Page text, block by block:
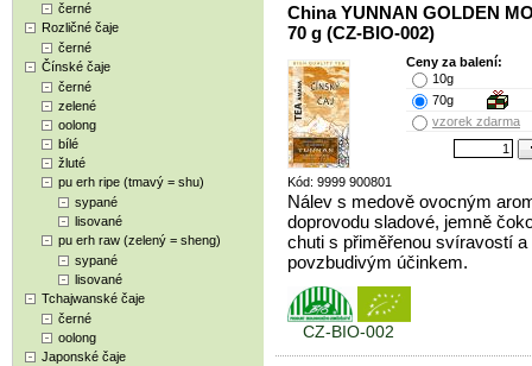
černé
Rozličné čaje
černé
Čínské čaje
černé
zelené
oolong
bílé
žluté
pu erh ripe (tmavý = shu)
sypané
lisované
pu erh raw (zelený = sheng)
sypané
lisované
Tchajwanské čaje
černé
oolong
Japonské čaje
China YUNNAN GOLDEN
70 g (CZ-BIO-002)
Kód: 9999 900801
Ceny za balení:
10g
70g
vzorek zdarma
Nálev s medově ovocným
doprovodu sladové, jemně
chuti s přiměřenou svíravostí a
povzbudivým účinkem.
CZ-BIO-002